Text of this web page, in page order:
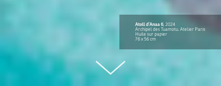
Atoll d’Anaa 6, 2024
Archipel des Tuamotu. Atelier Paris
Huile sur papier
76 x 56 cm